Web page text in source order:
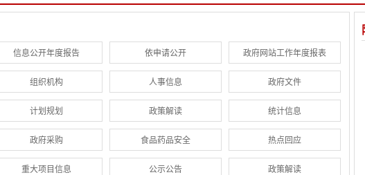
信息公开年度报告 依申请公开 政府网站工作年度报表
组织机构 人事信息 政府文件
计划规划 政策解读 统计信息
政府采购 食品药品安全 热点回应
重大项目信息 公示公告 政策解读